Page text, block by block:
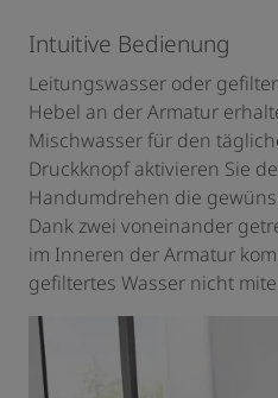
Intuitive Bedienung
Leitungswasser oder
Hebel an der Armatur
Mischwasser für den
Druckknopf aktivieren Sie
Handumdrehen die
Dank zwei voneinander
im Inneren der Armatur
gefiltertes Wasser nicht